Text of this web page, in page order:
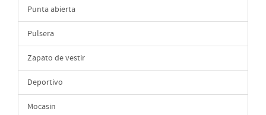
Punta abierta
Pulsera
Zapato de vestir
Deportivo
Mocasin